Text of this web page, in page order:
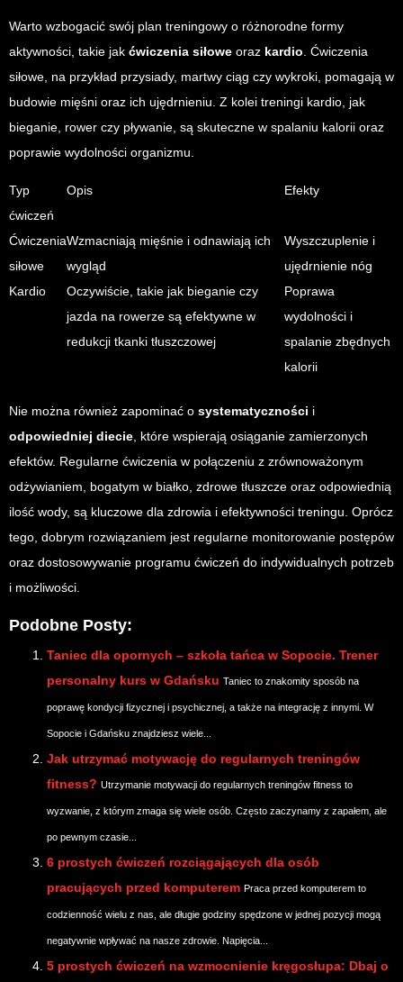
Warto wzbogacić swój plan treningowy o różnorodne formy
aktywności, takie jak ćwiczenia siłowe oraz kardio . Ćwiczenia
siłowe, na przykład przysiady, martwy ciąg czy wykroki, pomagają w
budowie mięśni oraz ich ujędrnieniu. Z kolei treningi kardio, jak
bieganie, rower czy pływanie, są skuteczne w spalaniu kalorii oraz
poprawie wydolności organizmu.
Typ
ćwiczeń
Opis Efekty
Ćwiczenia
siłowe
Wzmacniają mięśnie i odnawiają ich
wygląd
Wyszczuplenie i
ujędrnienie nóg
Kardio
Oczywiście, takie jak bieganie czy
jazda na rowerze są efektywne w
redukcji tkanki tłuszczowej
Poprawa
wydolności i
spalanie zbędnych
kalorii
Nie można również zapominać o systematyczności i
odpowiedniej diecie , które wspierają osiąganie zamierzonych
efektów. Regularne ćwiczenia w połączeniu z zrównoważonym
odżywianiem, bogatym w białko, zdrowe tłuszcze oraz odpowiednią
ilość wody, są kluczowe dla zdrowia i efektywności treningu. Oprócz
tego, dobrym rozwiązaniem jest regularne monitorowanie postępów
oraz dostosowywanie programu ćwiczeń do indywidualnych potrzeb
i możliwości.
Podobne Posty:
Taniec dla opornych – szkoła tańca w Sopocie. Trener
personalny kurs w Gdańsku Taniec to znakomity sposób na
poprawę kondycji fizycznej i psychicznej, a także na integrację z innymi. W
Sopocie i Gdańsku znajdziesz wiele...
Jak utrzymać motywację do regularnych treningów
fitness? Utrzymanie motywacji do regularnych treningów fitness to
wyzwanie, z którym zmaga się wiele osób. Często zaczynamy z zapałem, ale
po pewnym czasie...
6 prostych ćwiczeń rozciągających dla osób
pracujących przed komputerem Praca przed komputerem to
codzienność wielu z nas, ale długie godziny spędzone w jednej pozycji mogą
negatywnie wpływać na nasze zdrowie. Napięcia...
5 prostych ćwiczeń na wzmocnienie kręgosłupa: Dbaj o